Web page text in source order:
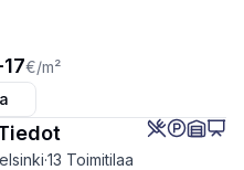
17€/m²
·13 Toimitilaa